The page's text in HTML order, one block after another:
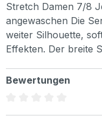
Stretch Damen 7/8
angewaschen Die
weiter Silhouette,
Effekten. Der breite
Bewertungen